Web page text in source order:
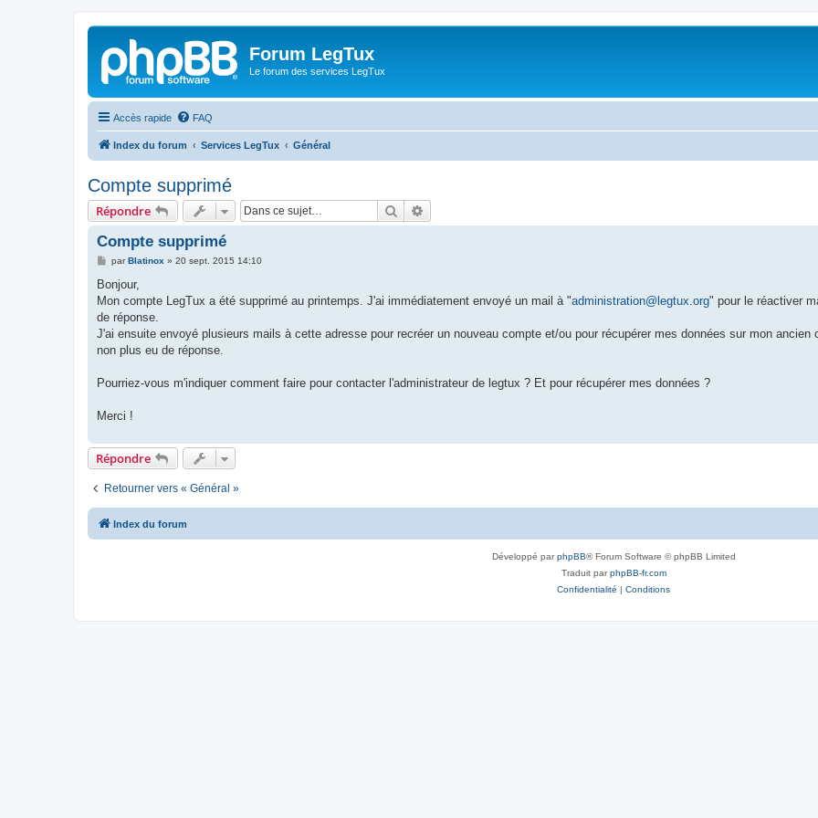
Forum LegTux
Le forum des services LegTux
Accès rapide FAQ
Index du forum Services LegTux Général
Compte supprimé
Répondre Rechercher
Compte supprimé
M
s
a
g
parBlatinox » 20 sept. 2015 14:10
Bonjour,
Mon compte LegTux a été supprimé au printemps. J'ai immédiatement envoyé un mail à "administration@legtux.org" pour le réactiver
de réponse.
J'ai ensuite envoyé plusieurs mails à cette adresse pour recréer un nouveau compte et/ou pour récupérer mes données sur mon ancien
non plus eu de réponse.
Pourriez-vous m'indiquer comment faire pour contacter l'administrateur de legtux ? Et pour récupérer mes données ?
Merci !
Répondre
Retourner vers « Général »
Index du forum
Développé parphpBB® Forum Software © phpBB Limited
Traduit parphpBB-fr.com
Confidentialité | Conditions